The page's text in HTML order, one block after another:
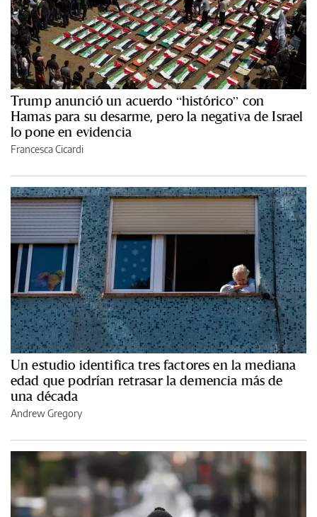
Trump anunció un acuerdo “histórico” con
Hamas para su desarme, pero la negativa de Israel
lo pone en evidencia
Francesca Cicardi
Un estudio identifica tres factores en la mediana
edad que podrían retrasar la demencia más de
una década
Andrew Gregory